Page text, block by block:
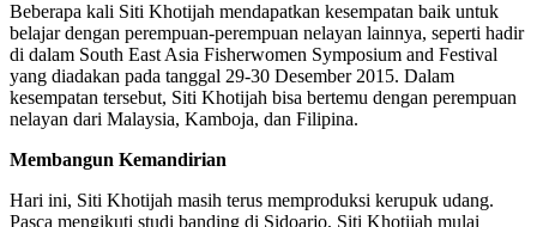
Beberapa kali Siti Khotijah mendapatkan kesempatan baik untuk
belajar dengan perempuan-perempuan nelayan lainnya, seperti hadir
di dalam South East Asia Fisherwomen Symposium and Festival
yang diadakan pada tanggal 29-30 Desember 2015. Dalam
kesempatan tersebut, Siti Khotijah bisa bertemu dengan perempuan
nelayan dari Malaysia, Kamboja, dan Filipina.
Membangun Kemandirian
Hari ini, Siti Khotijah masih terus memproduksi kerupuk udang.
Pasca mengikuti studi banding di Sidoarjo, Siti Khotijah mulai